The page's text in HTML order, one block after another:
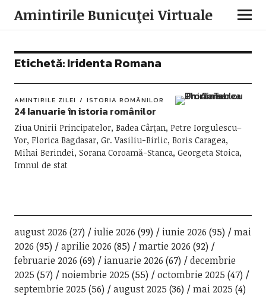
Amintirile Bunicuţei Virtuale
Etichetă:Iridenta Romana
AMINTIRILE ZILEI ISTORIA ROMÂNILOR
24 Ianuarie în istoria românilor
Ziua Unirii Principatelor, Badea Cârțan, Petre Iorgulescu–
Yor, Florica Bagdasar, Gr. Vasiliu-Birlic, Boris Caragea,
Mihai Berindei, Sorana Coroamă-Stanca, Georgeta Stoica,
Imnul de stat
august 2026 (27) iulie 2026 (99) iunie 2026 (95)
mai
2026 (95) aprilie 2026 (85) martie 2026 (92)
februarie 2026 (69) ianuarie 2026 (67)
decembrie
2025 (57) noiembrie 2025 (55) octombrie 2025 (47)
septembrie 2025 (56) august 2025 (36) mai 2025 (4)